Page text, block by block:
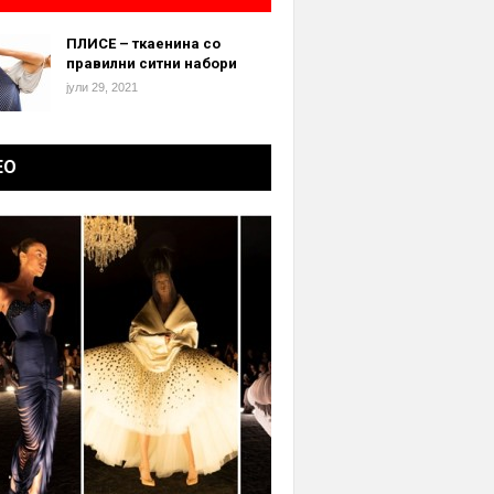
ПЛИСЕ – ткаенина со
правилни ситни набори
јули 29, 2021